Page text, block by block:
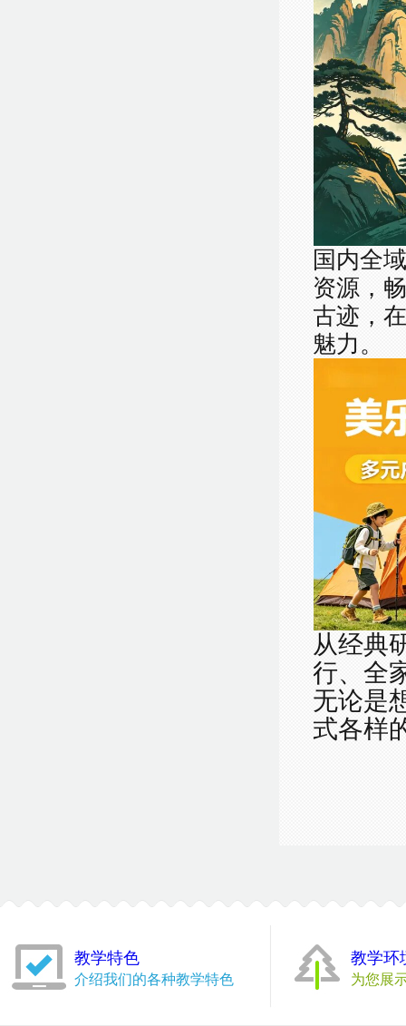
国内全
资源，
古迹，
魅力。
从经典
行、全
无论是
式各样
教学特色
介绍我们的各种教学特色
教学环
为您展